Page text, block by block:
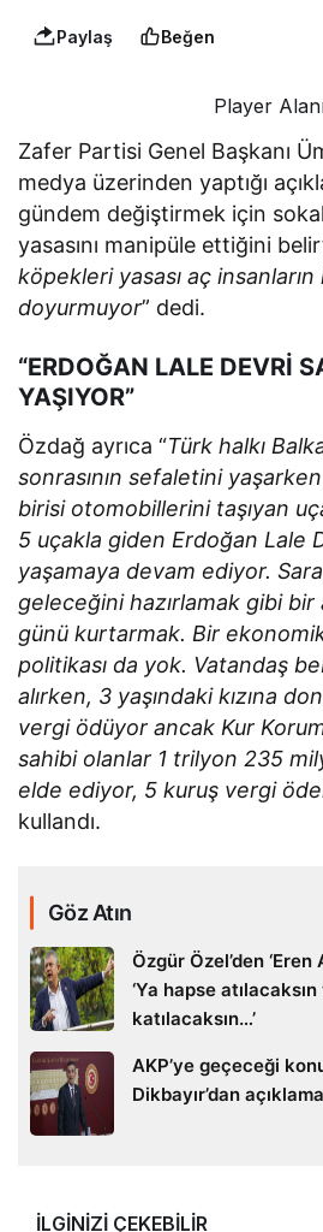
Paylaş Beğen
Player
Zafer Partisi Genel Başkanı
medya üzerinden yaptığı
gündem değiştirmek için
yasasını manipüle ettiğini
köpekleri yasası aç insanların
doyurmuyor” dedi.
“ERDOĞAN LALE DEVRİ
YAŞIYOR”
Özdağ ayrıca “Türk halkı
sonrasının sefaletini
birisi otomobillerini taşıyan
5 uçakla giden Erdoğan Lale
yaşamaya devam ediyor.
geleceğini hazırlamak gibi bir
günü kurtarmak. Bir
politikası da yok. Vatandaş
alırken, 3 yaşındaki kızına
vergi ödüyor ancak Kur
sahibi olanlar 1 trilyon 235
elde ediyor, 5 kuruş vergi
kullandı.
Göz Atın
Özgür Özel’den ‘Eren
‘Ya hapse
katılacaksın…’
AKP’ye geçeceği
Dikbayır’dan